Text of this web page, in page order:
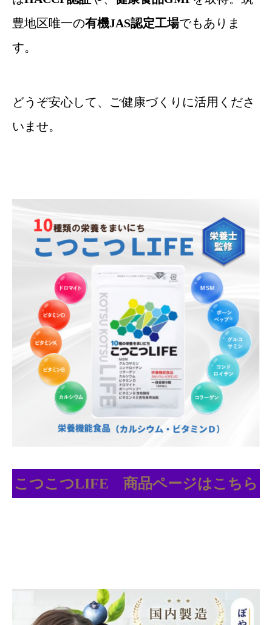
豊地区唯一の有機JAS認定工場でもありま
す。
どうぞ安心して、ご健康づくりに活用くださ
いませ。
こつこつLIFE 商品ページはこちら